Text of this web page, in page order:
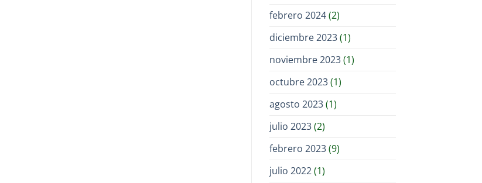
febrero 2024(2)
diciembre 2023(1)
noviembre 2023(1)
octubre 2023(1)
agosto 2023(1)
julio 2023(2)
febrero 2023(9)
julio 2022(1)